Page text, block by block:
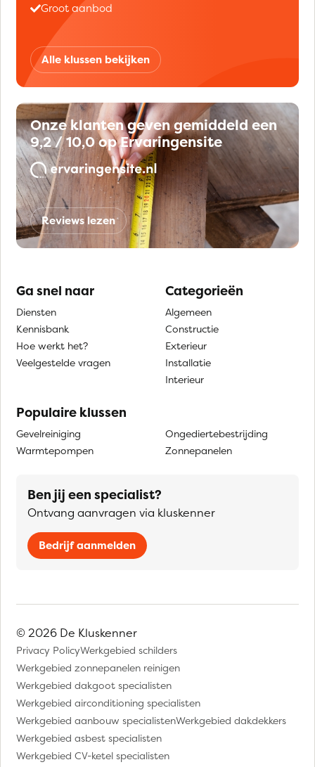
Groot aanbod
Alle klussen bekijken
Onze klanten geven gemiddeld een
9,2 / 10,0 op Ervaringensite
Reviews lezen
Ga snel naar
Diensten
Kennisbank
Hoe werkt het?
Veelgestelde vragen
Categorieën
Algemeen
Constructie
Exterieur
Installatie
Interieur
Populaire klussen
Gevelreiniging
Warmtepompen
Ongediertebestrijding
Zonnepanelen
Ben jij een specialist?
Ontvang aanvragen via kluskenner
Bedrijf aanmelden
© 2026 De Kluskenner
Privacy PolicyWerkgebied schilders
Werkgebied zonnepanelen reinigen
Werkgebied dakgoot specialisten
Werkgebied airconditioning specialisten
Werkgebied aanbouw specialistenWerkgebied dakdekkers
Werkgebied asbest specialisten
Werkgebied CV-ketel specialisten